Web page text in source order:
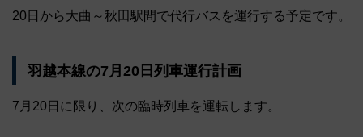
20日から大曲～秋田駅間で代行バスを運行する予定です。
羽越本線の7月20日列車運行計画
7月20日に限り、次の臨時列車を運転します。